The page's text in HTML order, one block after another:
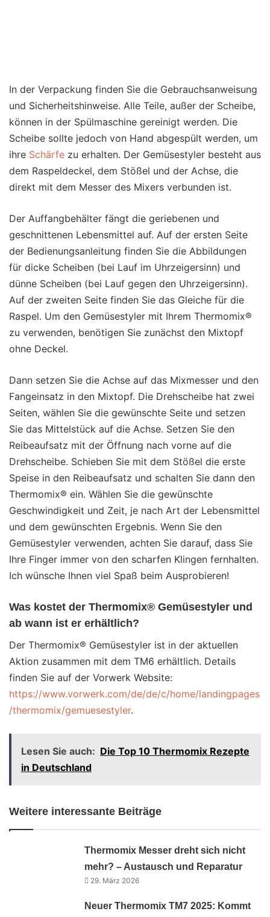
In der Verpackung finden Sie die Gebrauchsanweisung
und Sicherheitshinweise. Alle Teile, außer der Scheibe,
können in der Spülmaschine gereinigt werden. Die
Scheibe sollte jedoch von Hand abgespült werden, um
ihre Schärfe zu erhalten. Der Gemüsestyler besteht aus
dem Raspeldeckel, dem Stößel und der Achse, die
direkt mit dem Messer des Mixers verbunden ist.
Der Auffangbehälter fängt die geriebenen und
geschnittenen Lebensmittel auf. Auf der ersten Seite
der Bedienungsanleitung finden Sie die Abbildungen
für dicke Scheiben (bei Lauf im Uhrzeigersinn) und
dünne Scheiben (bei Lauf gegen den Uhrzeigersinn).
Auf der zweiten Seite finden Sie das Gleiche für die
Raspel. Um den Gemüsestyler mit Ihrem Thermomix®
zu verwenden, benötigen Sie zunächst den Mixtopf
ohne Deckel.
Dann setzen Sie die Achse auf das Mixmesser und den
Fangeinsatz in den Mixtopf. Die Drehscheibe hat zwei
Seiten, wählen Sie die gewünschte Seite und setzen
Sie das Mittelstück auf die Achse. Setzen Sie den
Reibeaufsatz mit der Öffnung nach vorne auf die
Drehscheibe. Schieben Sie mit dem Stößel die erste
Speise in den Reibeaufsatz und schalten Sie dann den
Thermomix® ein. Wählen Sie die gewünschte
Geschwindigkeit und Zeit, je nach Art der Lebensmittel
und dem gewünschten Ergebnis. Wenn Sie den
Gemüsestyler verwenden, achten Sie darauf, dass Sie
Ihre Finger immer von den scharfen Klingen fernhalten.
Ich wünsche Ihnen viel Spaß beim Ausprobieren!
Was kostet der Thermomix® Gemüsestyler und
ab wann ist er erhältlich?
Der Thermomix® Gemüsestyler ist in der aktuellen
Aktion zusammen mit dem TM6 erhältlich. Details
finden Sie auf der Vorwerk Website:
https://www.vorwerk.com/de/de/c/home/landingpages
/thermomix/gemuesestyler.
Lesen Sie auch: Die Top 10 Thermomix Rezepte
in Deutschland
Weitere interessante Beiträge
Thermomix Messer dreht sich nicht
mehr? – Austausch und Reparatur
29. März 2026
Neuer Thermomix TM7 2025: Kommt